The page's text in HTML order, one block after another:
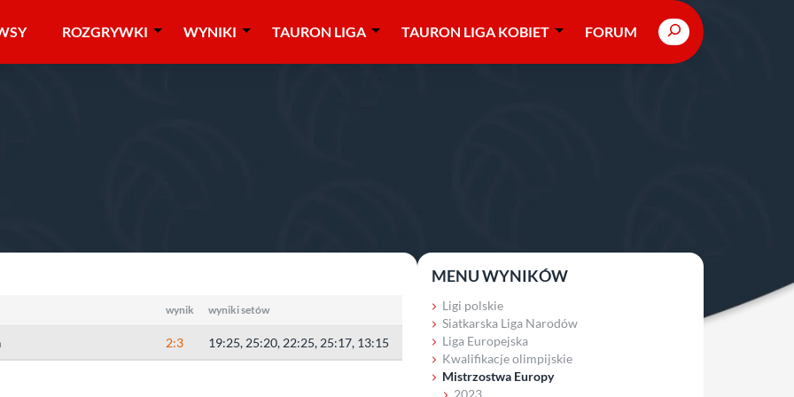
ROZGRYWKI WYNIKI TAURON LIGA TAURON LIGA KOBIET FORUM Search
wynik wyniki setów
2:3 19:25, 25:20, 22:25, 25:17, 13:15
MENU WYNIKÓW
Ligi polskie
Siatkarska Liga Narodów
Liga Europejska
Kwalifikacje olimpijskie
Mistrzostwa Europy